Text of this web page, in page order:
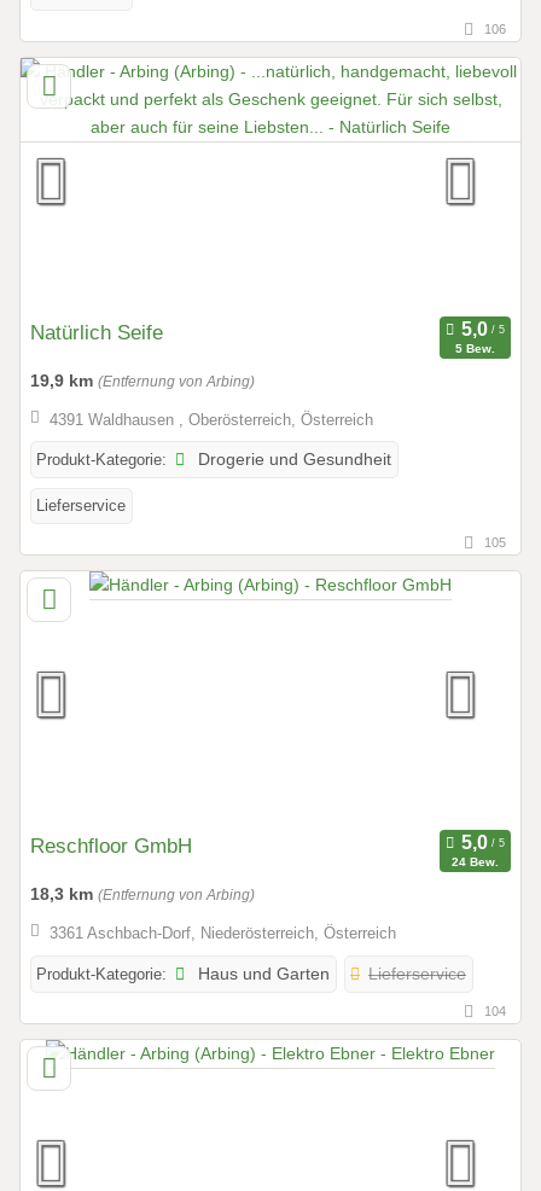
106
Natürlich Seife
5 Bew.
19,9 km (Entfernung von Arbing)
4391 Waldhausen , Oberösterreich, Österreich
Produkt-Kategorie: Drogerie und Gesundheit
Lieferservice
105
Reschfloor GmbH
24 Bew.
18,3 km (Entfernung von Arbing)
3361 Aschbach-Dorf, Niederösterreich, Österreich
Produkt-Kategorie: Haus und Garten Lieferservice
104